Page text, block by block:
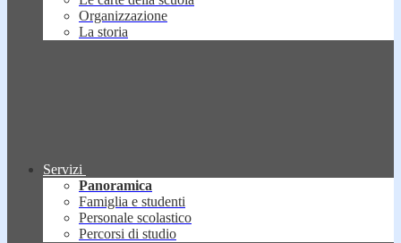
Organizzazione
La storia
Servizi
Panoramica
Famiglia e studenti
Personale scolastico
Percorsi di studio